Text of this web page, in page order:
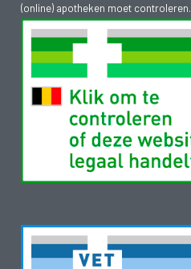
(online) apotheken moet controleren.